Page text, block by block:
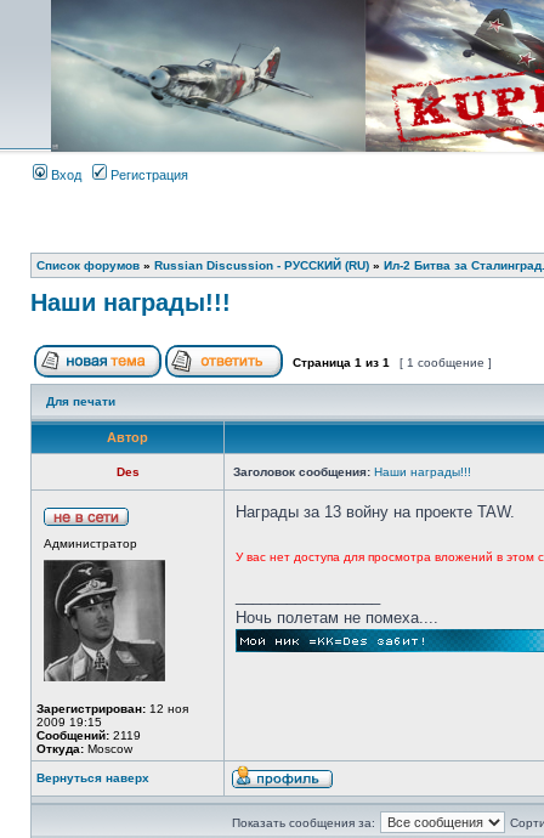
Вход Регистрация
Список форумов » Russian Discussion - РУССКИЙ (RU) » Ил-2 Битва за Сталинград.
Наши награды!!!
Страница 1 из 1 [ 1 сообщение ]
Для печати
Автор
Des Заголовок сообщения: Наши награды!!!
Администратор
Зарегистрирован: 12 ноя
2009 19:15
Сообщений: 2119
Откуда: Moscow
Награды за 13 войну на проекте TAW.
У вас нет доступа для просмотра вложений в этом
Ночь полетам не помеха....
Вернуться наверх
Показать сообщения за: